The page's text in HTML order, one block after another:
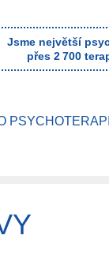
Jsme největší
přes 2 700